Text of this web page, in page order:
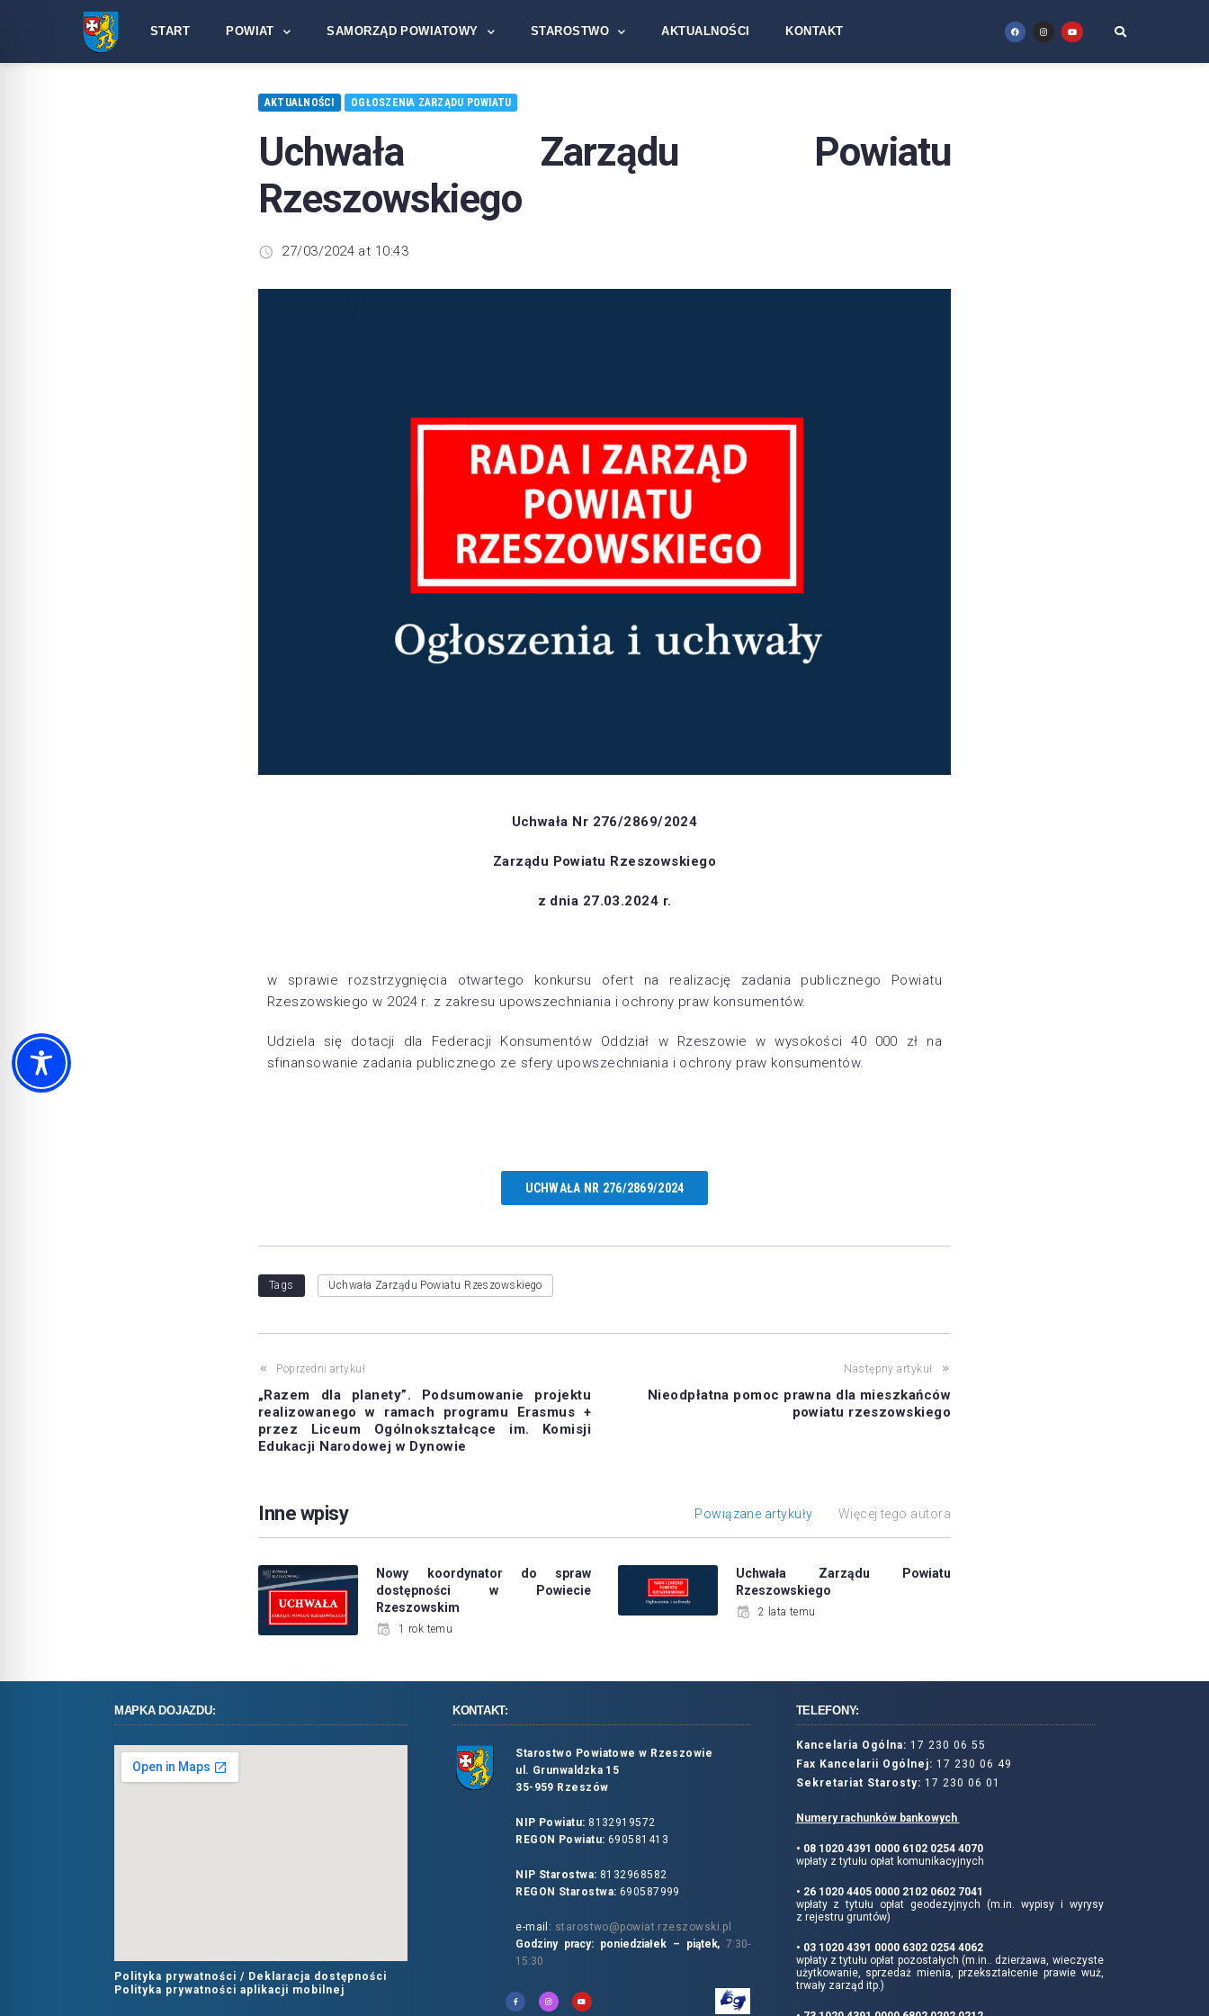
START POWIAT SAMORZĄD POWIATOWY STAROSTWO AKTUALNOŚCI KONTAKT
AKTUALNOŚCI OGŁOSZENIA ZARZĄDU POWIATU
Uchwała Zarządu Powiatu
Rzeszowskiego
27/03/2024 at 10:43
Uchwała Nr 276/2869/2024
Zarządu Powiatu Rzeszowskiego
z dnia 27.03.2024 r.
w sprawie rozstrzygnięcia otwartego konkursu ofert na realizację zadania publicznego Powiatu
Rzeszowskiego w 2024 r. z zakresu upowszechniania i ochrony praw konsumentów.
Udziela się dotacji dla Federacji Konsumentów Oddział w Rzeszowie w wysokości 40 000 zł na
sfinansowanie zadania publicznego ze sfery upowszechniania i ochrony praw konsumentów.
UCHWAŁA NR 276/2869/2024
Tags Uchwała Zarządu Powiatu Rzeszowskiego
Poprzedni artykuł
„Razem dla planety”. Podsumowanie projektu
realizowanego w ramach programu Erasmus +
przez Liceum Ogólnokształcące im. Komisji
Edukacji Narodowej w Dynowie
Następny artykuł
Nieodpłatna pomoc prawna dla mieszkańców
powiatu rzeszowskiego
Inne wpisy Powiązane artykuły Więcej tego autora
Nowy koordynator do spraw
dostępności w Powiecie
Rzeszowskim
1 rok temu
Uchwała Zarządu Powiatu
Rzeszowskiego
2 lata temu
MAPKA DOJAZDU:
Polityka prywatności / Deklaracja dostępności
Polityka prywatności aplikacji mobilnej
KONTAKT:
Starostwo Powiatowe w Rzeszowie
ul. Grunwaldzka 15
35-959 Rzeszów
NIP Powiatu: 8132919572
REGON Powiatu: 690581413
NIP Starostwa: 8132968582
REGON Starostwa: 690587999
e-mail: starostwo@powiat.rzeszowski.pl
Godziny pracy: poniedziałek – piątek,7:30-
15:30
TELEFONY:
Kancelaria Ogólna: 17 230 06 55
Fax Kancelarii Ogólnej: 17 230 06 49
Sekretariat Starosty: 17 230 06 01
Numery rachunków bankowych
• 08 1020 4391 0000 6102 0254 4070
wpłaty z tytułu opłat komunikacyjnych
• 26 1020 4405 0000 2102 0602 7041
wpłaty z tytułu opłat geodezyjnych (m.in. wypisy i wyrysy
z rejestru gruntów)
• 03 1020 4391 0000 6302 0254 4062
wpłaty z tytułu opłat pozostałych (m.in.. dzierżawa, wieczyste
użytkowanie, sprzedaż mienia, przekształcenie prawie wuż,
trwały zarząd itp.)